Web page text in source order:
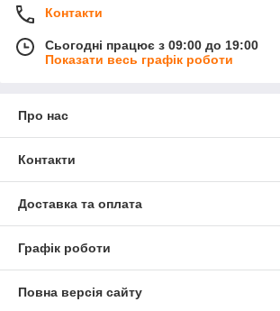
Контакти
Сьогодні працює з 09:00 до 19:00
Показати весь графік роботи
Про нас
Контакти
Доставка та оплата
Графік роботи
Повна версія сайту